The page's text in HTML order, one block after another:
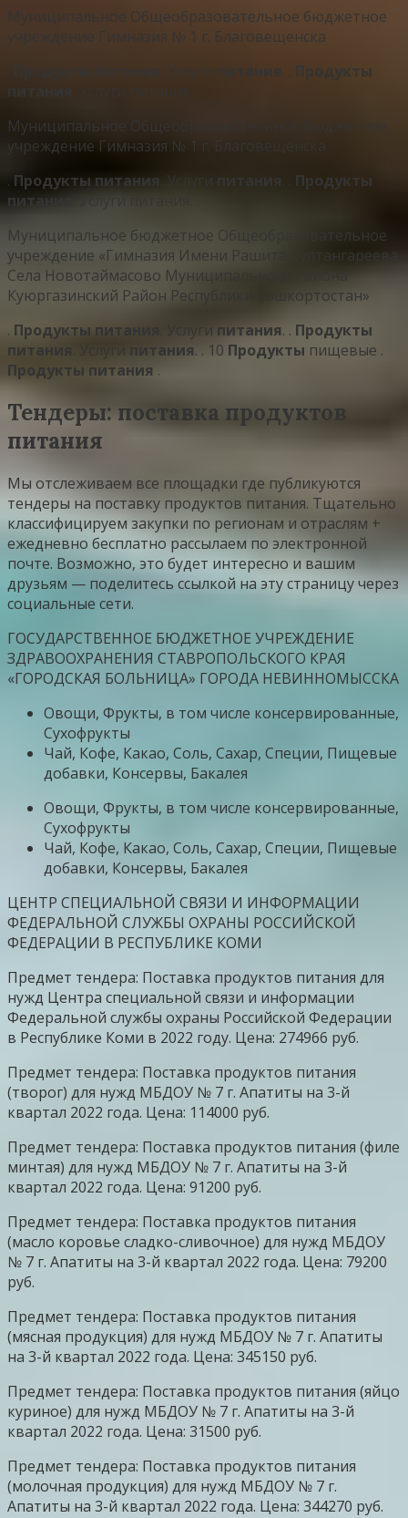
Муниципальное Общеобразовательное бюджетное
учреждение Гимназия № 1 г. Благовещенска
питания. . Продукты
питания
Муниципальное Общеобразовательное бюджетное
учреждение Гимназия № 1 г. Благовещенска
. Продукты питания. Услуги питания . . Продукты
питания
Муниципальное бюджетное Общеобразовательное
учреждение «Гимназия Имени Рашита Султангареева
Села Новотаймасово Муниципального Района
Куюргазинский Район Республики Башкортостан»
. Продукты питания . Услуги питания. . Продукты
питания
. Услуги питания. . 10 Продукты пищевые .
Продукты питания .
Тендеры: поставка продуктов
питания
Мы отслеживаем все площадки где публикуются
тендеры на поставку продуктов питания. Тщательно
классифицируем закупки по регионам и отраслям +
ежедневно бесплатно рассылаем по электронной
почте. Возможно, это будет интересно и вашим
друзьям — поделитесь ссылкой на эту страницу через
социальные сети.
ГОСУДАРСТВЕННОЕ БЮДЖЕТНОЕ УЧРЕЖДЕНИЕ
ЗДРАВООХРАНЕНИЯ СТАВРОПОЛЬСКОГО КРАЯ
«ГОРОДСКАЯ БОЛЬНИЦА» ГОРОДА НЕВИННОМЫССКА
Овощи, Фрукты, в том числе консервированные,
Сухофрукты
Чай, Кофе, Какао, Соль, Сахар, Специи, Пищевые
добавки, Консервы, Бакалея
Овощи, Фрукты, в том числе консервированные,
Сухофрукты
Чай, Кофе, Какао, Соль, Сахар, Специи, Пищевые
добавки, Консервы, Бакалея
ЦЕНТР СПЕЦИАЛЬНОЙ СВЯЗИ И ИНФОРМАЦИИ
ФЕДЕРАЛЬНОЙ СЛУЖБЫ ОХРАНЫ РОССИЙСКОЙ
ФЕДЕРАЦИИ В РЕСПУБЛИКЕ КОМИ
Предмет тендера: Поставка продуктов питания для
нужд Центра специальной связи и информации
Федеральной службы охраны Российской Федерации
в Республике Коми в 2022 году. Цена: 274966 руб.
Предмет тендера: Поставка продуктов питания
(творог) для нужд МБДОУ № 7 г. Апатиты на 3-й
квартал 2022 года. Цена: 114000 руб.
Предмет тендера: Поставка продуктов питания (филе
минтая) для нужд МБДОУ № 7 г. Апатиты на 3-й
квартал 2022 года. Цена: 91200 руб.
Предмет тендера: Поставка продуктов питания
(масло коровье сладко-сливочное) для нужд МБДОУ
№ 7 г. Апатиты на 3-й квартал 2022 года. Цена: 79200
руб.
Предмет тендера: Поставка продуктов питания
(мясная продукция) для нужд МБДОУ № 7 г. Апатиты
на 3-й квартал 2022 года. Цена: 345150 руб.
Предмет тендера: Поставка продуктов питания (яйцо
куриное) для нужд МБДОУ № 7 г. Апатиты на 3-й
квартал 2022 года. Цена: 31500 руб.
Предмет тендера: Поставка продуктов питания
(молочная продукция) для нужд МБДОУ № 7 г.
Апатиты на 3-й квартал 2022 года. Цена: 344270 руб.